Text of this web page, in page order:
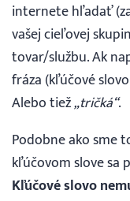
internete hľadať
vašej cieľovej
tovar/službu. Ak
fráza (kľúčové
Alebo tiež„tričká“.
Podobne ako sme
kľúčovom slove sa
Kľúčové slovo